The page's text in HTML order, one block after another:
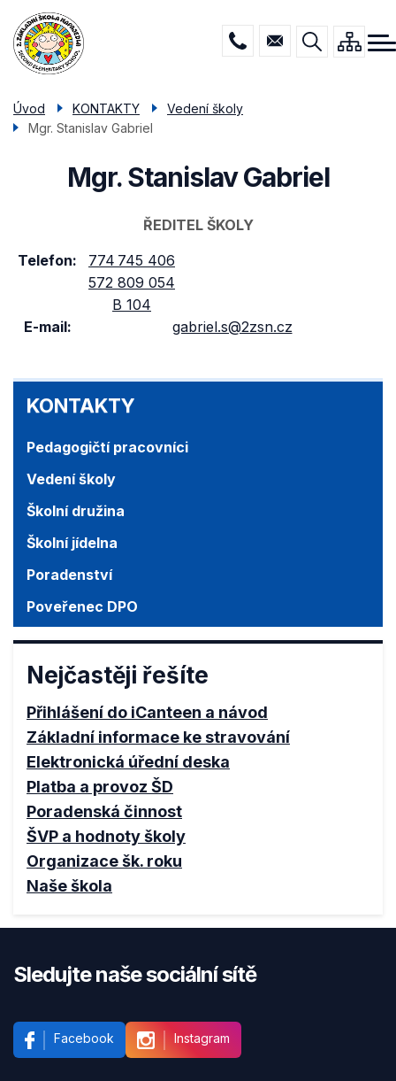
Přejít
hlavnímu
obsahu
Menu
navigace
ŠKOLA
DRUŽINA
PORADENSTVÍ
POVINNÉ INFO
KONTAKTY
KONTAKTY
Pedagogičtí pracovníci
Vedení školy
Školní družina
Školní jídelna
Poradenství
Poveřenec DPO
Nejčastěji řešíte
Přihlášení do iCanteen a návod
Základní informace ke stravování
Elektronická úřední deska
Platba a provoz ŠD
Poradenská činnost
ŠVP a hodnoty školy
Organizace šk. roku
Naše škola
Úvod KONTAKTY
Vedení školy
Mgr. Stanislav Gabriel
Mgr. Stanislav Gabriel
ŘEDITEL ŠKOLY
Telefon
774 745 406
572 809 054
B 104
E-mail
gabriel.s@2zsn.cz
Sledujte naše sociální sítě
Facebook Instagram